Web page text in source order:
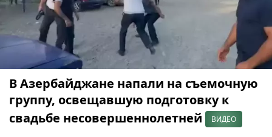
В Азербайджане напали на съемочную
группу, освещавшую подготовку к
свадьбе несовершеннолетней
ВИДЕО